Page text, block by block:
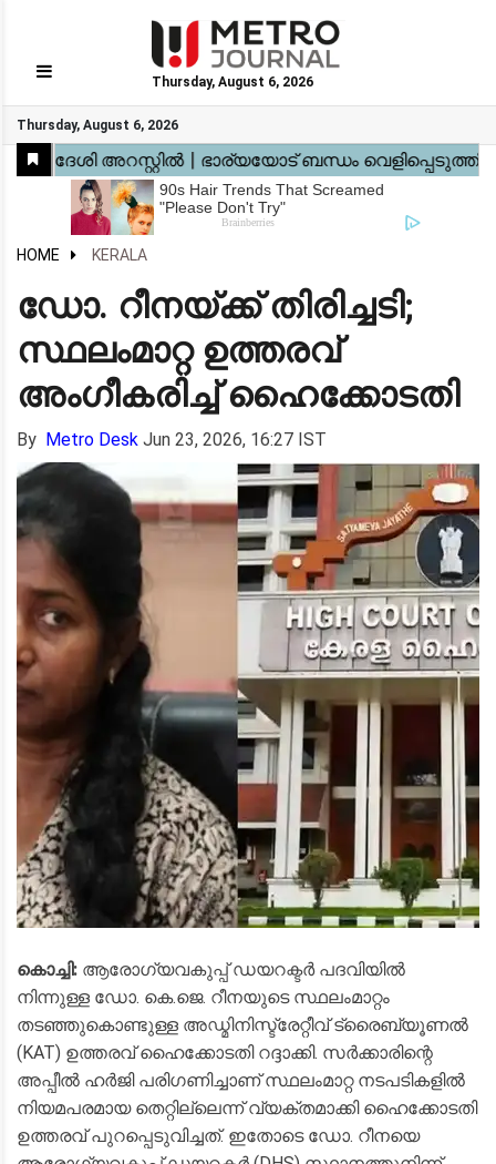
Thursday, August 6, 2026
Thursday, August 6, 2026
GO
Home
Kerala
National
Gulf
World
Sports
Movies
Health
Automobile
Travel
Education
Novel
Business
Technology
Webstory
HOME KERALA
​ഡോ. റീനയ്ക്ക് തിരിച്ചടി;
സ്ഥലംമാറ്റ ഉത്തരവ്
അംഗീകരിച്ച് ഹൈക്കോടതി
By Metro Desk Jun 23, 2026, 16:27 IST
കൊച്ചി: ആരോഗ്യവകുപ്പ് ഡയറക്ടര്‍ പദവിയില്‍
നിന്നുള്ള ഡോ. കെ.ജെ. റീനയുടെ സ്ഥലംമാറ്റം
തടഞ്ഞുകൊണ്ടുള്ള അഡ്മിനിസ്ട്രേറ്റീവ് ട്രൈബ്യൂണല്‍
(KAT) ഉത്തരവ് ഹൈക്കോടതി റദ്ദാക്കി. സര്‍ക്കാരിന്റെ
അപ്പീല്‍ ഹര്‍ജി പരിഗണിച്ചാണ് സ്ഥലംമാറ്റ നടപടികളില്‍
നിയമപരമായ തെറ്റില്ലെന്ന് വ്യക്തമാക്കി ഹൈക്കോടതി
ഉത്തരവ് പുറപ്പെടുവിച്ചത്. ഇതോടെ ഡോ. റീനയെ